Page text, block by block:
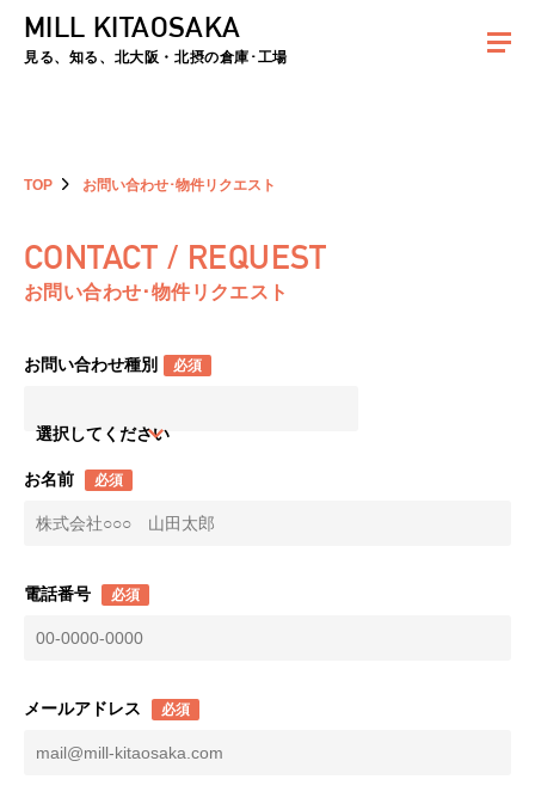
夏季休暇のお知らせ：2026年8月8日(土)～8月16日(日)まで休業とさせていた
MILL KITAOSAKA
見る、知る、北大阪・北摂の倉庫･工場
TOP お問い合わせ･物件リクエスト
CONTACT / REQUEST
お問い合わせ･物件リクエスト
お問い合わせ種別 必須
選択してください
お名前 必須
電話番号 必須
メールアドレス 必須